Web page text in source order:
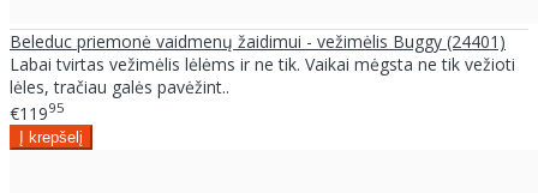
Beleduc priemonė vaidmenų žaidimui - vežimėlis Buggy (24401)
Labai tvirtas vežimėlis lėlėms ir ne tik. Vaikai mėgsta ne tik vežioti
lėles, tračiau galės pavėžint..
€11995